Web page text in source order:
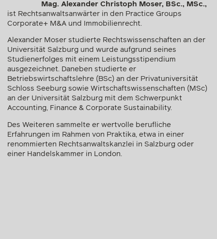
Mag. Alexander Christoph Moser, BSc., MSc.,
ist Rechtsanwaltsanwärter in den Practice Groups
Corporate+ M&A und Immobilienrecht.
Alexander Moser studierte Rechtswissenschaften an der
Universität Salzburg und wurde aufgrund seines
Studienerfolges mit einem Leistungsstipendium
ausgezeichnet. Daneben studierte er
Betriebswirtschaftslehre (BSc) an der Privatuniversität
Schloss Seeburg sowie Wirtschaftswissenschaften (MSc)
an der Universität Salzburg mit dem Schwerpunkt
Accounting, Finance & Corporate Sustainability.
Des Weiteren sammelte er wertvolle berufliche
Erfahrungen im Rahmen von Praktika, etwa in einer
renommierten Rechtsanwaltskanzlei in Salzburg oder
einer Handelskammer in London.